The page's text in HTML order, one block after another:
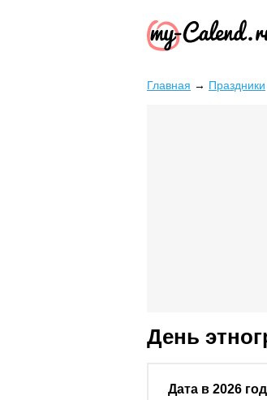
Главная → Праздники
День
Дата в 2026